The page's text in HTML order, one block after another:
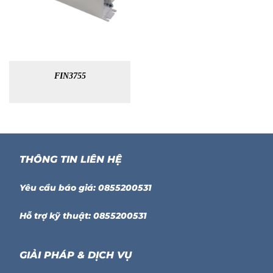
FIN3755
THÔNG TIN LIÊN HỆ
Yêu cầu báo giá: 0855200531
Hỗ trợ kỹ thuật: 0855200531
GIẢI PHÁP & DỊCH VỤ